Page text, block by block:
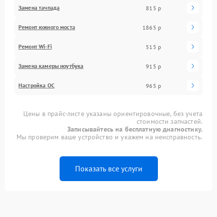
Замена тачпада 815 р
Ремонт южного моста 1865 р
Ремонт Wi-Fi 515 р
Замена камеры ноутбука 915 р
Настройка ОС 965 р
Цены в прайс-листе указаны ориентировочные, без учета
стоимости запчастей.
Записывайтесь на бесплатную диагностику.
Мы проверим ваше устройство и укажем на неисправность.
Показать все услуги